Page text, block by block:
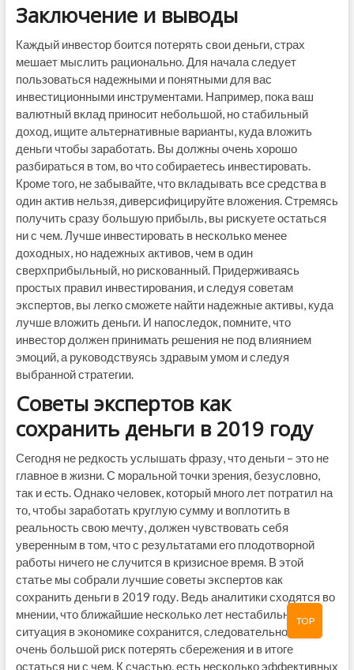
Заключение и выводы
Каждый инвестор боится потерять свои деньги, страх
мешает мыслить рационально. Для начала следует
пользоваться надежными и понятными для вас
инвестиционными инструментами. Например, пока ваш
валютный вклад приносит небольшой, но стабильный
доход, ищите альтернативные варианты, куда вложить
деньги чтобы заработать. Вы должны очень хорошо
разбираться в том, во что собираетесь инвестировать.
Кроме того, не забывайте, что вкладывать все средства в
один актив нельзя, диверсифицируйте вложения. Стремясь
получить сразу большую прибыль, вы рискуете остаться
ни с чем. Лучше инвестировать в несколько менее
доходных, но надежных активов, чем в один
сверхприбыльный, но рискованный. Придерживаясь
простых правил инвестирования, и следуя советам
экспертов, вы легко сможете найти надежные активы, куда
лучше вложить деньги. И напоследок, помните, что
инвестор должен принимать решения не под влиянием
эмоций, а руководствуясь здравым умом и следуя
выбранной стратегии.
Советы экспертов как
сохранить деньги в 2019 году
Сегодня не редкость услышать фразу, что деньги – это не
главное в жизни. С моральной точки зрения, безусловно,
так и есть. Однако человек, который много лет потратил на
то, чтобы заработать круглую сумму и воплотить в
реальность свою мечту, должен чувствовать себя
уверенным в том, что с результатами его плодотворной
работы ничего не случится в кризисное время. В этой
статье мы собрали лучшие советы экспертов как
сохранить деньги в 2019 году. Ведь аналитики сходятся во
мнении, что ближайшие несколько лет нестабильная
ситуация в экономике сохранится, следовательно, есть
очень большой риск потерять сбережения и в итоге
остаться ни с чем. К счастью, есть несколько эффективных
TOP